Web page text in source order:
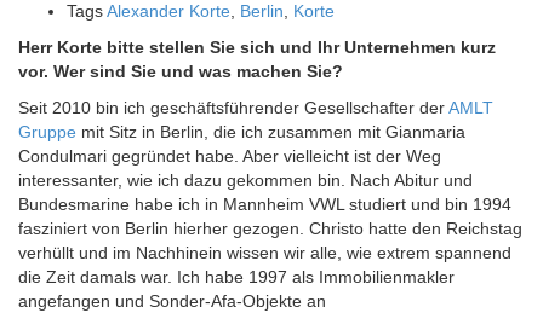
TagsAlexander Korte, Berlin, Korte
Herr Korte bitte stellen Sie sich und Ihr Unternehmen kurz
vor. Wer sind Sie und was machen Sie?
Seit 2010 bin ich geschäftsführender Gesellschafter derAMLT
Gruppe mit Sitz in Berlin, die ich zusammen mit Gianmaria
Condulmari gegründet habe. Aber vielleicht ist der Weg
interessanter, wie ich dazu gekommen bin. Nach Abitur und
Bundesmarine habe ich in Mannheim VWL studiert und bin 1994
fasziniert von Berlin hierher gezogen. Christo hatte den Reichstag
verhüllt und im Nachhinein wissen wir alle, wie extrem spannend
die Zeit damals war. Ich habe 1997 als Immobilienmakler
angefangen und Sonder-­Afa-Objekte an